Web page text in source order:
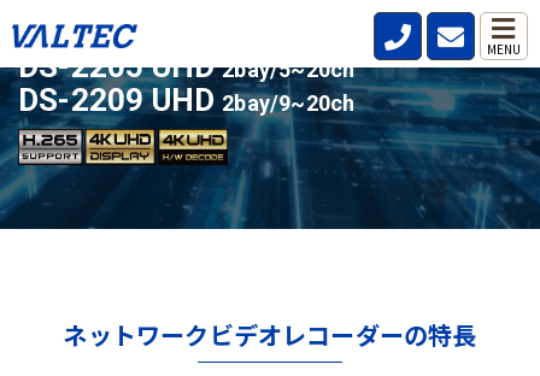
MENU
ライセンスアップ対応の人気モデル
DS-2205 UHD2bay/5~20ch
DS-2209 UHD 2bay/9~20ch
ネットワークビデオレコーダーの特長